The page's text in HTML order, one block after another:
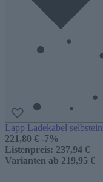
Lapp Ladekabel
221,80 € -7%
Listenpreis: 237,94 €
Varianten ab 219,95 €